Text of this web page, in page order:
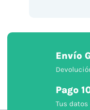
Envío
Pago
Tus